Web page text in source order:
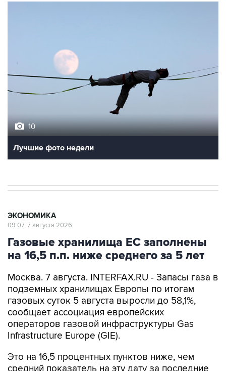
10
Лучшие фото недели
ЭКОНОМИКА
09:07, 7 августа 2026
Газовые хранилища ЕС заполнены
на 16,5 п.п. ниже среднего за 5 лет
Москва. 7 августа. INTERFAX.RU - Запасы газа в
подземных хранилищах Европы по итогам
газовых суток 5 августа выросли до 58,1%,
сообщает ассоциация европейских
операторов газовой инфраструктуры Gas
Infrastructure Europe (GIE).
Это на 16,5 процентных пунктов ниже, чем